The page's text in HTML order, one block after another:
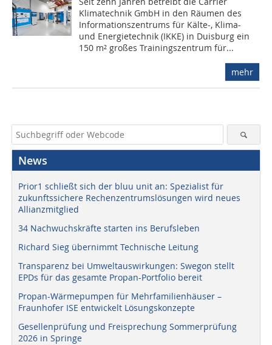
Klimatechnik GmbH in den Räumen des
Informationszentrums für Kälte-, Klima-
und Energietechnik (IKKE) in Duisburg ein
150 m² großes Trainingszentrum für...
mehr
News
Prior1 schließt sich der bluu unit an: Spezialist für
zukunftssichere Rechenzentrumslösungen wird neues
Allianzmitglied
34 Nachwuchskräfte starten ins Berufsleben
Richard Sieg übernimmt Technische Leitung
Transparenz bei Umweltauswirkungen: Swegon stellt
EPDs für das gesamte Propan-Portfolio bereit
Propan-Wärmepumpen für Mehrfamilienhäuser –
Fraunhofer ISE entwickelt Lösungskonzepte
Gesellenprüfung und Freisprechung Sommerprüfung
2026 in Springe